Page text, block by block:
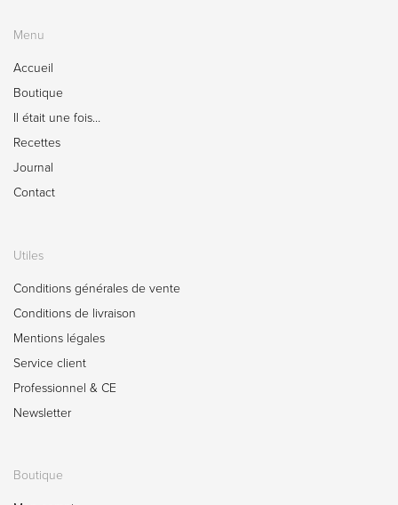
Menu
Accueil
Boutique
Il était une fois…
Recettes
Journal
Contact
Utiles
Conditions générales de vente
Conditions de livraison
Mentions légales
Service client
Professionnel & CE
Newsletter
Boutique